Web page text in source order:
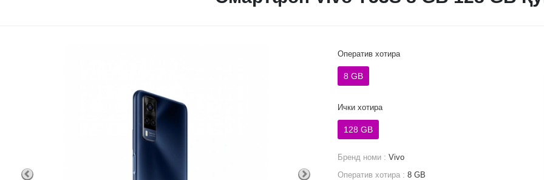
Оператив хотира
8 GB
Ички хотира
128 GB
Бренд номи :Vivo
Оператив хотира :8 GB